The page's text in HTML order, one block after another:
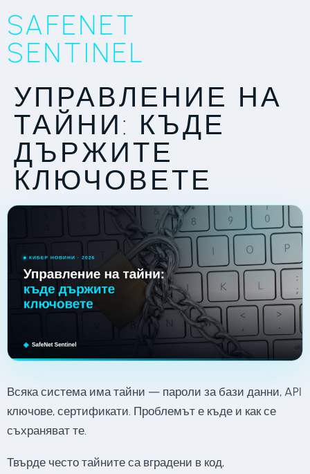
SAFENET
SENTINEL
УПРАВЛЕНИЕ НА
ТАЙНИ: КЪДЕ
ДЪРЖИТЕ
КЛЮЧОВЕТЕ
Всяка система има тайни — пароли за бази данни, API
ключове, сертификати. Проблемът е къде и как се
съхраняват те.
Твърде често тайните са вградени в код,